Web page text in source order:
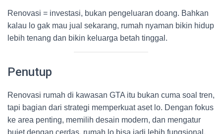
Renovasi = investasi, bukan pengeluaran doang. Bahkan
kalau lo gak mau jual sekarang, rumah nyaman bikin hidup
lebih tenang dan bikin keluarga betah tinggal.
Penutup
Renovasi rumah di kawasan GTA itu bukan cuma soal tren,
tapi bagian dari strategi memperkuat aset lo. Dengan fokus
ke area penting, memilih desain modern, dan mengatur
bujet dengan cerdas, rumah lo bisa jadi lebih fungsional,